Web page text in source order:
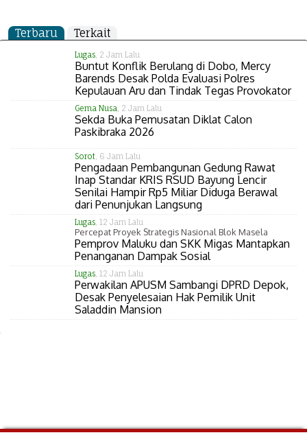
Terbaru Terkait
Lugas, 2 Jam Lalu
Buntut Konflik Berulang di Dobo, Mercy
Barends Desak Polda Evaluasi Polres
Kepulauan Aru dan Tindak Tegas Provokator
Gema Nusa, 2 Jam Lalu
Sekda Buka Pemusatan Diklat Calon
Paskibraka 2026
Sorot, 6 Jam Lalu
Pengadaan Pembangunan Gedung Rawat
Inap Standar KRIS RSUD Bayung Lencir
Senilai Hampir Rp5 Miliar Diduga Berawal
dari Penunjukan Langsung
Lugas, 12 Jam Lalu
Percepat Proyek Strategis Nasional Blok Masela
Pemprov Maluku dan SKK Migas Mantapkan
Penanganan Dampak Sosial
Lugas, 12 Jam Lalu
Perwakilan APUSM Sambangi DPRD Depok,
Desak Penyelesaian Hak Pemilik Unit
Saladdin Mansion